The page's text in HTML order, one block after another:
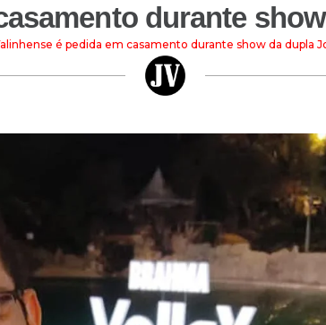
durante
é pedida em casamento durante show da dupla